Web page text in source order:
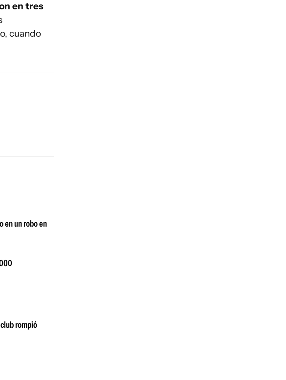
en tres
cuando
en un robo en
rompió